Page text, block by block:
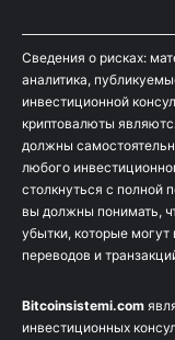
Сведения о рисках:
аналитика,
инвестиционной
криптовалюты
должны
любого
столкнуться с полной
вы должны понимать,
убытки, которые могут
переводов и
Bitcoinsistemi.com
инвестиционных